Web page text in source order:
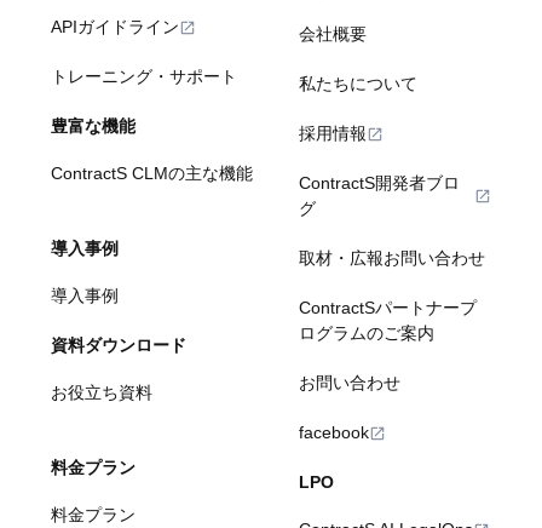
APIガイドライン
トレーニング・サポート
豊富な機能
ContractS CLMの主な機能
導入事例
導入事例
資料ダウンロード
お役立ち資料
料金プラン
料金プラン
会社概要
私たちについて
採用情報
ContractS開発者ブロ
グ
取材・広報お問い合わせ
ContractSパートナープ
ログラムのご案内
お問い合わせ
facebook
LPO